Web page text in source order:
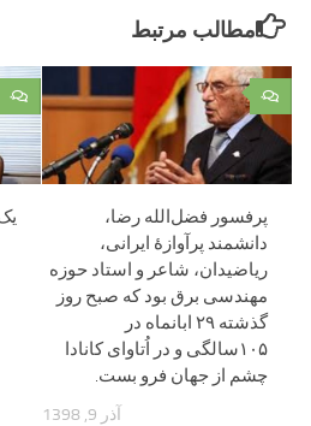
مطالب مرتبط
۰ ۰
پرفسور فضل‌الله رضا،
دانشمند پرآوازۀ ایرانی،
ریاضیدان، شاعر و استاد حوزه
مهندسی برق بود که صبح روز
گذشته ۲۹ ابانماه در
۱۰۵سالگی و در اُتاوای کانادا
چشم از جهان فرو بست.
آذر 9, 1398